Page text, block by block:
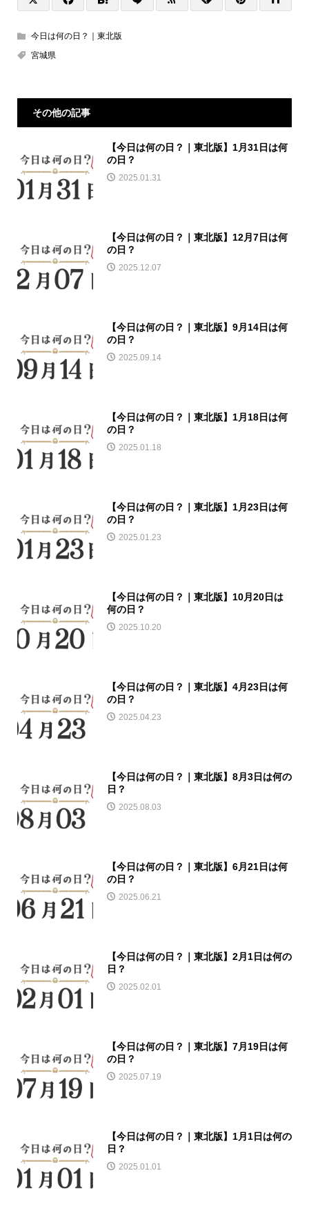
今日は何の日？｜東北版
宮城県
その他の記事
【今日は何の日？｜東北版】1月31日は何
の日？
2025.01.31
【今日は何の日？｜東北版】12月7日は何
の日？
2025.12.07
【今日は何の日？｜東北版】9月14日は何
の日？
2025.09.14
【今日は何の日？｜東北版】1月18日は何
の日？
2025.01.18
【今日は何の日？｜東北版】1月23日は何
の日？
2025.01.23
【今日は何の日？｜東北版】10月20日は
何の日？
2025.10.20
【今日は何の日？｜東北版】4月23日は何
の日？
2025.04.23
【今日は何の日？｜東北版】8月3日は何の
日？
2025.08.03
【今日は何の日？｜東北版】6月21日は何
の日？
2025.06.21
【今日は何の日？｜東北版】2月1日は何の
日？
2025.02.01
【今日は何の日？｜東北版】7月19日は何
の日？
2025.07.19
【今日は何の日？｜東北版】1月1日は何の
日？
2025.01.01